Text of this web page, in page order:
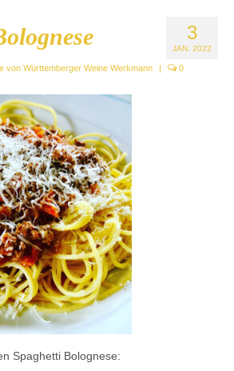
uns!
3
JAN. 2022
von Württemberger Weine Werkmann | 0
Spaghetti Bolognese: